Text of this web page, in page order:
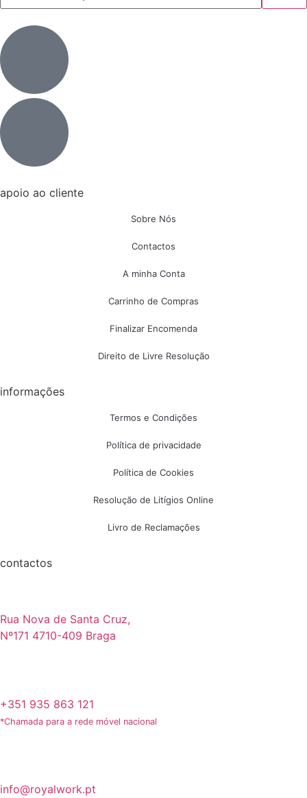
apoio ao cliente
Sobre Nós
Contactos
A minha Conta
Carrinho de Compras
Finalizar Encomenda
Direito de Livre Resolução
informações
Termos e Condições
Política de privacidade
Política de Cookies
Resolução de Litígios Online
Livro de Reclamações
contactos
Rua Nova de Santa Cruz,
Nº171 4710-409 Braga
+351 935 863 121
*Chamada para a rede móvel nacional
info@royalwork.pt